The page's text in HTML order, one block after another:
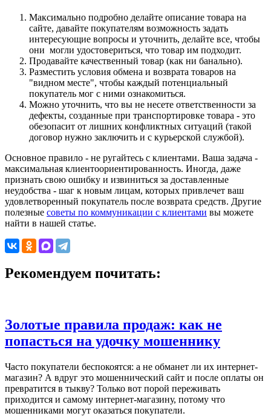
Максимально подробно делайте описание товара на
сайте, давайте покупателям возможность задать
интересующие вопросы и уточнить, делайте все, чтобы
они могли удостовериться, что товар им подходит.
Продавайте качественный товар (как ни банально).
Разместить условия обмена и возврата товаров на
"видном месте", чтобы каждый потенциальный
покупатель мог с ними ознакомиться.
Можно уточнить, что вы не несете ответственности за
дефекты, созданные при транспортировке товара - это
обезопасит от лишних конфликтных ситуаций (такой
договор нужно заключить и с курьерской службой).
Основное правило - не ругайтесь с клиентами. Ваша задача -
максимальная клиентоориентированность. Иногда, даже
признать свою ошибку и извиниться за доставленные
неудобства - шаг к новым лицам, которых привлечет ваш
удовлетворенный покупатель после возврата средств. Другие
полезные советы по коммуникации с клиентами вы можете
найти в нашей статье.
Рекомендуем почитать:
Золотые правила продаж: как не
попасться на удочку мошеннику
Часто покупатели беспокоятся: а не обманет ли их интернет-
магазин? А вдруг это мошеннический сайт и после оплаты он
превратится в тыкву? Только вот порой переживать
приходится и самому интернет-магазину, потому что
мошенниками могут оказаться покупатели.